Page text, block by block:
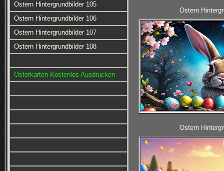
Ostern Hintergrundbilder 105
Ostern Hintergrundbilder 106
Ostern Hintergrundbilder 107
Ostern Hintergrundbilder 108
Osterkarten Kostenlos Ausdrucken
Ostern
Ostern